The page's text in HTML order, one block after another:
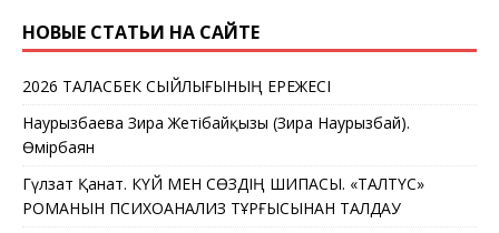
НОВЫЕ СТАТЬИ НА САЙТЕ
2026 ТАЛАСБЕК СЫЙЛЫҒЫНЫҢ ЕРЕЖЕСІ
Наурызбаева Зира Жетібайқызы (Зира Наурызбай).
Өмірбаян
Гүлзат Қанат. КҮЙ МЕН СӨЗДІҢ ШИПАСЫ. «ТАЛТҮС»
РОМАНЫН ПСИХОАНАЛИЗ ТҰРҒЫСЫНАН ТАЛДАУ